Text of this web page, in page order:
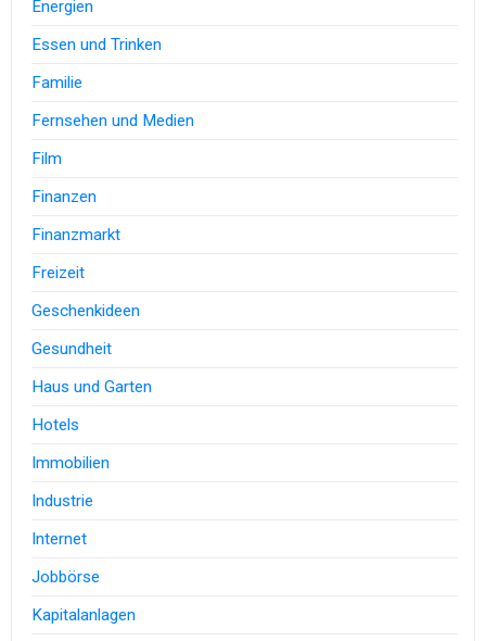
Energien
Essen und Trinken
Familie
Fernsehen und Medien
Film
Finanzen
Finanzmarkt
Freizeit
Geschenkideen
Gesundheit
Haus und Garten
Hotels
Immobilien
Industrie
Internet
Jobbörse
Kapitalanlagen